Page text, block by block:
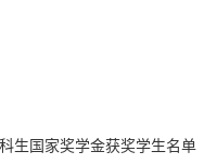
生国家奖学金获奖学生名单